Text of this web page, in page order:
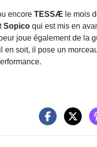
encore TESSÆ le mois
Sopico qui est mis en
joue également de la
en soit, il pose un